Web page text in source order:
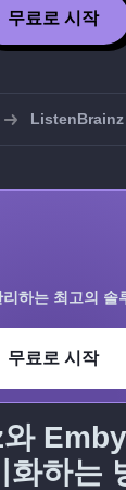
무료로 시작
ListenBrainz
하는 최고의 솔
무료로 시작
Emby
하는